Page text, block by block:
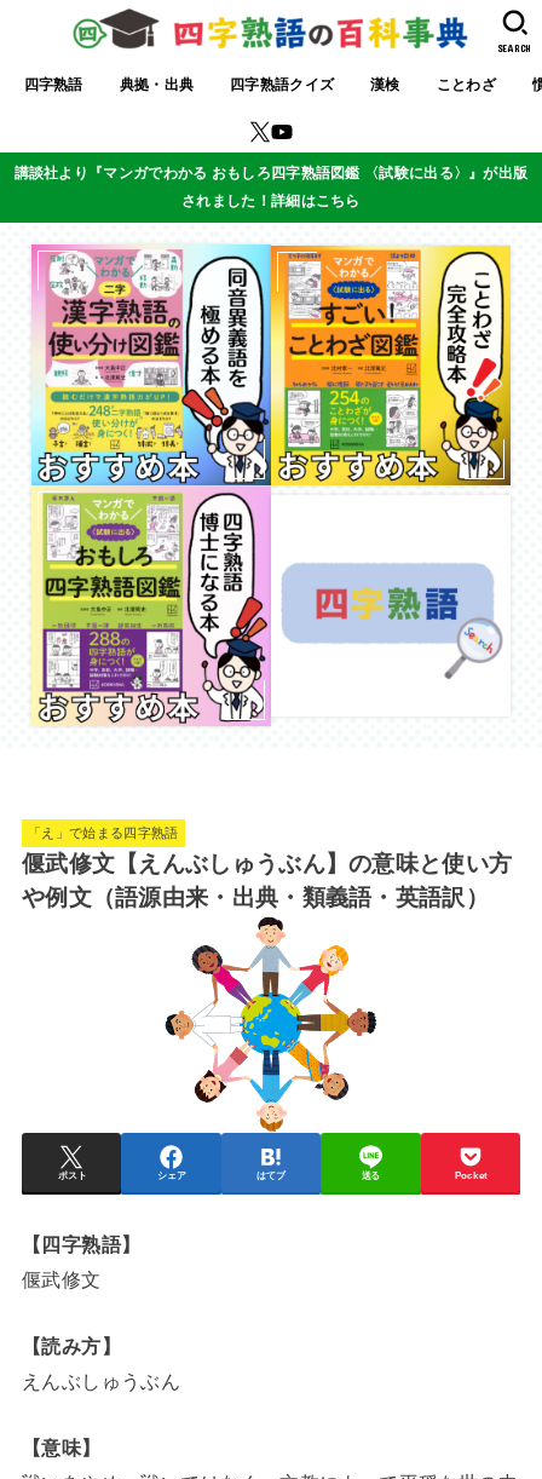
四字熟語 典拠・出典 四字熟語クイズ 漢検 ことわざ
SEARCH
講談社より『マンガでわかる おもしろ四字熟語図鑑 〈試験に出る〉』が出版
されました！詳細はこちら
「え」で始まる四字熟語
偃武修文【えんぶしゅうぶん】の意味と使い方
や例文（語源由来・出典・類義語・英語訳）
ポスト シェア はてブ 送る Pocket
【四字熟語】
偃武修文
【読み方】
えんぶしゅうぶん
【意味】